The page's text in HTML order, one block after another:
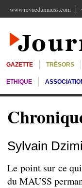
www.revuedumauss.com
GAZETTE TRÉSORS
ETHIQUE
Sylvain
Le point sur ce
du MAUSS